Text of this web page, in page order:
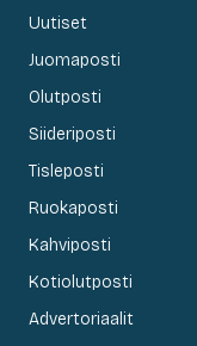
Uutiset
Juomaposti
Olutposti
Siideriposti
Tisleposti
Ruokaposti
Kahviposti
Kotiolutposti
Advertoriaalit